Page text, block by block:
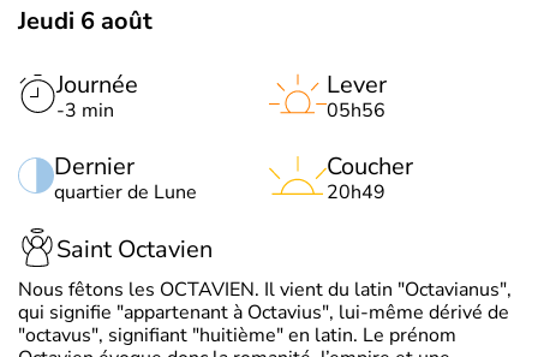
Jeudi 6 août
Journée
-3 min
Dernier
quartier de Lune
Lever
05h56
Coucher
20h49
Saint Octavien
Nous fêtons les OCTAVIEN. Il vient du latin "Octavianus",
qui signifie "appartenant à Octavius", lui-même dérivé de
"octavus", signifiant "huitième" en latin. Le prénom